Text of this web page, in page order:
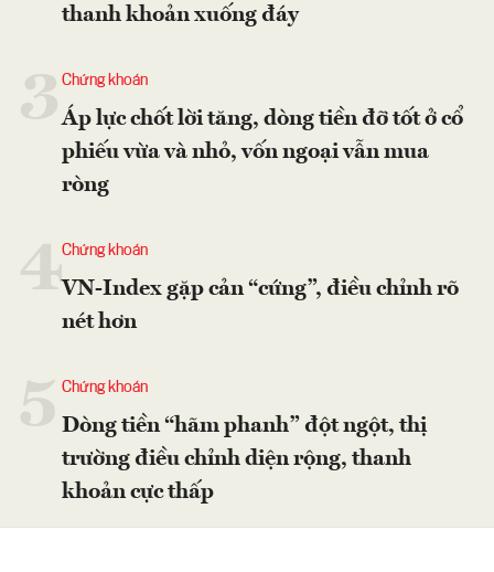
thanh khoản xuống đáy
Chứng khoán
Áp lực chốt lời tăng, dòng tiền đỡ tốt ở cổ
phiếu vừa và nhỏ, vốn ngoại vẫn mua
ròng
4Chứng khoán
VN-Index gặp cản “cứng”, điều chỉnh rõ
nét hơn
Chứng khoán
Dòng tiền “hãm phanh” đột ngột, thị
trường điều chỉnh diện rộng, thanh
khoản cực thấp